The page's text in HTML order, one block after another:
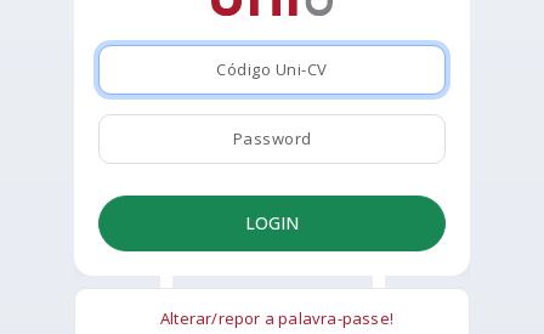
LOGIN
Alterar/repor a palavra-passe!